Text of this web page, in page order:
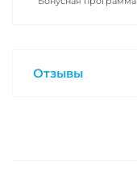
Отзывы